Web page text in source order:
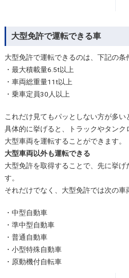
大型免許で運転できる車
大型免許で運転できるのは、下記の条
・最大積載量6.5t以上
・車両総重量11t以上
・乗車定員30人以上
これだけ見てもパッとしない方が多い
具体的に挙げると、トラックやタン
大型車両を運転することができます。
大型車両以外も運転できる
大型免許を取得することで、先に挙げ
す。
それだけでなく、大型免許では次の車
・中型自動車
・準中型自動車
・普通自動車
・小型特殊自動車
・原動機付自転車